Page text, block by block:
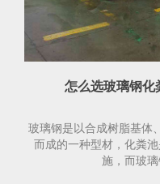
怎么选玻璃钢化
玻璃钢是以合成树脂基体
而成的一种型材，化粪
施，而玻璃